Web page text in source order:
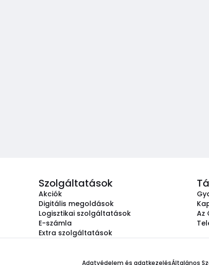
Szolgáltatások
Akciók
Digitális megoldások
Logisztikai szolgáltatások
E-számla
Extra szolgáltatások
Az
Adatvédelem és adatkezelésÁltalános